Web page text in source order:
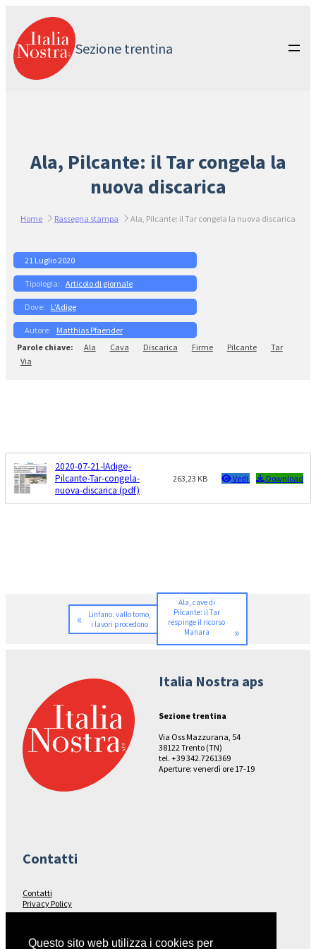
contenuto
Sezione trentina
Ala, Pilcante: il Tar congela la
nuova discarica
Home Rassegna stampa Ala, Pilcante: il Tar congela la nuova discarica
21 Luglio 2020
Articolo di giornale
L’Adige
Matthias Pfaender
Ala
Cava Discarica Firme Pilcante
Tar
Via
2020-07-21-lAdige-
Pilcante-Tar-congela-
nuova-discarica (pdf)
263,23 KB Vedi Download
«
Linfano: vallo tomo,
i lavori procedono
Ala, cave di
Pilcante: il Tar
respinge il ricorso
Manara
»
Italia Nostra aps
Sezione trentina
Via Oss Mazzurana, 54
38122 Trento (TN)
tel. +39 342.7261369
Aperture: venerdì ore 17-19
Contatti
Contatti
Privacy Policy
Seguici su…
Questo sito web utilizza i cookies per